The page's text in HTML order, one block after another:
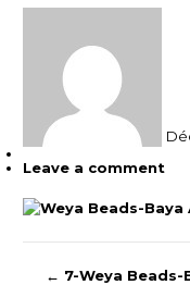
Leave a comment
← 7-Weya